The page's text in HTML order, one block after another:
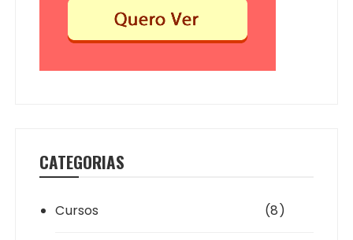
CATEGORIAS
Cursos (8)